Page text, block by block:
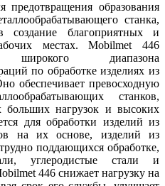
предотвращения образования
станка,
благоприятных и
местах. Mobilmet 446
диапазона
по обработке изделиях из
обеспечивает превосходную
станков,
больших нагрузок и высоких
для обработки изделий из
на их основе, изделий из
поддающихся обработке,
углеродистые стали и
446 снижает нагрузку на